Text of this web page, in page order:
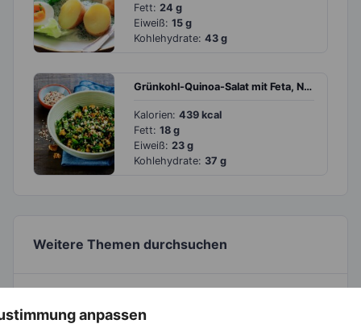
anpassen
Fett: 24 g
Eiweiß: 15 g
Kohlehydrate: 43 g
Grünkohl-Quinoa-Salat mit Feta, Nüssen und Apfeldressing
Kalorien: 439 kcal
Fett: 18 g
Eiweiß: 23 g
Kohlehydrate: 37 g
Weitere Themen durchsuchen